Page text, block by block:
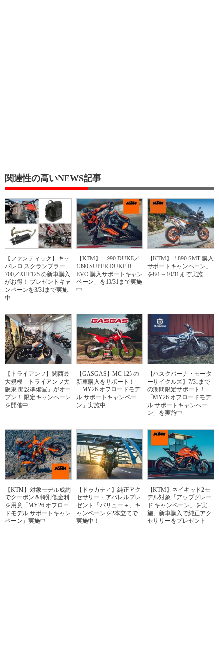
関連性の高いNEWS記事
【ファンティック】キャ
バレロ スクランブラー
700／XEF125 の新車購入
がお得！ プレゼントキャ
ンペーンを3/31まで実施
中
【KTM】「990 DUKE／
1390 SUPER DUKE R
EVO 購入サポートキャン
ペーン」を10/31まで実施
中
【KTM】「890 SMT 購入
サポートキャンペーン」
を8/1～10/31まで実施
【トライアンフ】関西最
大規模「トライアンフ大
阪東 開設準備室」がオー
プン！ 限定キャンペーン
を開催中
【GASGAS】MC 125 の
新車購入をサポート！
「MY26 オフロードモデ
ル サポートキャンペー
ン」実施中
【ハスクバーナ・モータ
ーサイクルズ】7/31まで
の期間限定サポート！
「MY26 オフロードモデ
ル サポートキャンペー
ン」を実施中
【KTM】対象モデル成約
でクーポン＆特別低金利
を用意「MY26 オフロー
ドモデル サポートキャン
ペーン」実施中
【ドゥカティ】純正アク
セサリー・アパレルプレ
ゼント「バリュー＋」キ
ャンペーンを2本立てで
実施中！
【KTM】ネイキッド2モ
デル対象「アップグレー
ド キャンペーン」を実
施、新車購入で純正アク
セサリーをプレゼント